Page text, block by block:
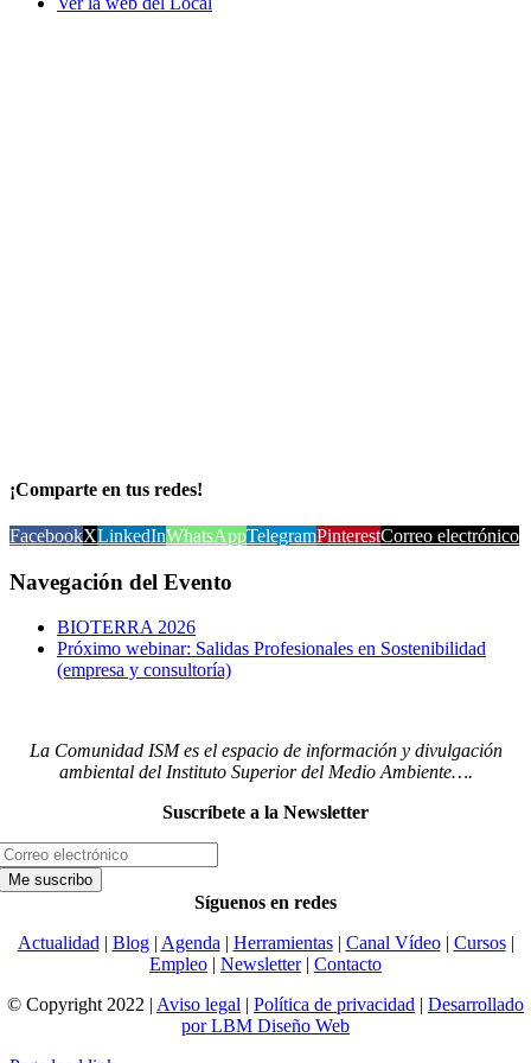
¡Comparte en tus redes!
FacebookXLinkedInWhatsAppTelegramPinterestCorreo electrónico
Navegación del Evento
BIOTERRA 2026
Próximo webinar: Salidas Profesionales en Sostenibilidad
(empresa y consultoría)
La Comunidad ISM es el espacio de información y divulgación
ambiental del Instituto Superior del Medio Ambiente….
Suscríbete a la Newsletter
Síguenos en redes
Actualidad | Blog| Agenda | Herramientas| Canal Vídeo| Cursos|
Empleo | Newsletter| Contacto
© Copyright 2022 | Aviso legal | Política de privacidad | Desarrollado
por LBM Diseño Web